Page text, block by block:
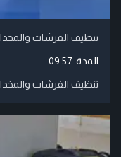
تنظيف الفرشات
المدة:09:57
تنظيف الفرشات